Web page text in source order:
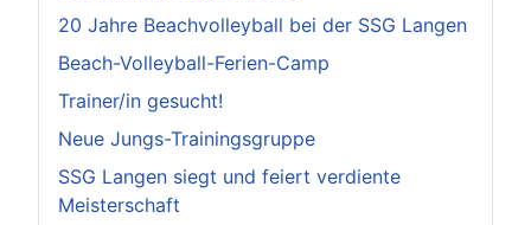
20 Jahre Beachvolleyball bei der SSG Langen
Beach-Volleyball-Ferien-Camp
Trainer/in gesucht!
Neue Jungs-Trainingsgruppe
SSG Langen siegt und feiert verdiente
Meisterschaft